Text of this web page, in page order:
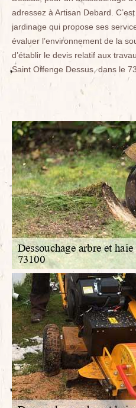
adressez à Artisan Debard.
jardinage qui propose ses
évaluer l’environnement de la
d’établir le devis relatif aux
Saint Offenge Dessus, dans le